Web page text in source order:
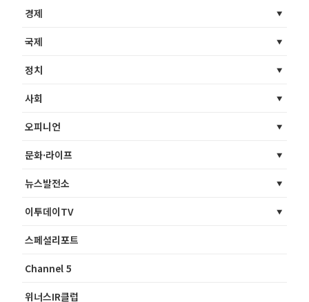
경제
국제
정치
사회
오피니언
문화·라이프
뉴스발전소
이투데이TV
스페셜리포트
Channel 5
위너스IR클럽